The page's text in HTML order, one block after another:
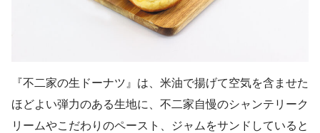
『不二家の生ドーナツ』は、米油で揚げて空気を含ませた
ほどよい弾力のある生地に、不二家自慢のシャンテリーク
リームやこだわりのペースト、ジャムをサンドしていると